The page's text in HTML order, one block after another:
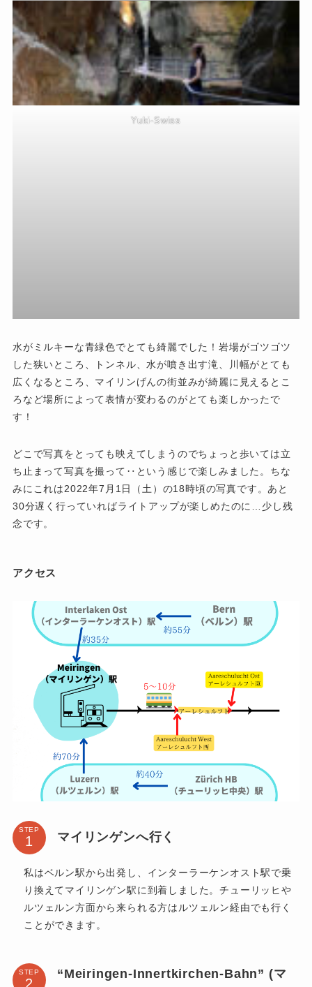
Yuki-Swiss
水がミルキーな青緑色でとても綺麗でした！岩場がゴツゴツ
した狭いところ、トンネル、水が噴き出す滝、川幅がとても
広くなるところ、マイリンげんの街並みが綺麗に見えるとこ
ろなど場所によって表情が変わるのがとても楽しかったで
す！
どこで写真をとっても映えてしまうのでちょっと歩いては立
ち止まって写真を撮って‥という感じで楽しみました。ちな
みにこれは2022年7月1日（土）の18時頃の写真です。あと
30分遅く行っていればライトアップが楽しめたのに…少し残
念です。
アクセス
STEP
マイリンゲンへ行く
私はベルン駅から出発し、インターラーケンオスト駅で乗
り換えてマイリンゲン駅に到着しました。チューリッヒや
ルツェルン方面から来られる方はルツェルン経由でも行く
ことができます。
STEP
“Meiringen-Innertkirchen-Bahn” (マ